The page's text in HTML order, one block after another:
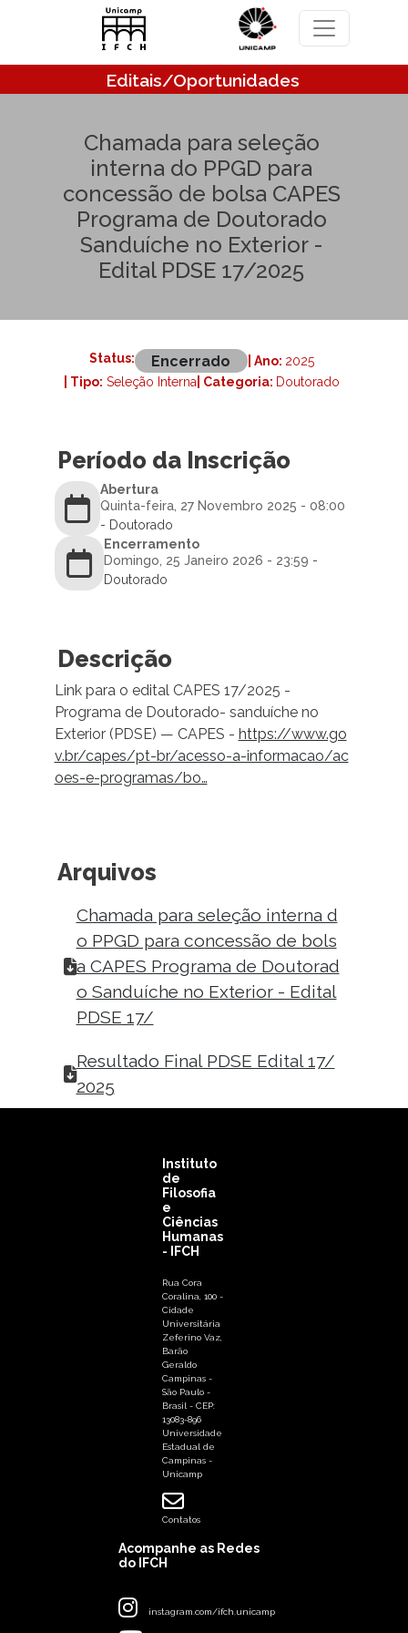
Pular para o conteúdo principal
Editais/Oportunidades
Chamada para seleção
interna do PPGD para
concessão de bolsa CAPES
Programa de Doutorado
Sanduíche no Exterior -
Edital PDSE 17/2025
Status: Encerrado | Ano: 2025
| Tipo: Seleção Interna | Categoria: Doutorado
Período da Inscrição
Abertura
Quinta-feira, 27 Novembro 2025 - 08:00
- Doutorado
Encerramento
Domingo, 25 Janeiro 2026 - 23:59 -
Doutorado
Descrição
Link para o edital CAPES 17/2025 -
Programa de Doutorado- sanduíche no
Exterior (PDSE) — CAPES - https://www.go
v.br/capes/pt-br/acesso-a-informacao/ac
oes-e-programas/bo…
Arquivos
Chamada para seleção interna d
o PPGD para concessão de bols
a CAPES Programa de Doutorad
o Sanduíche no Exterior - Edital
PDSE 17/
Resultado Final PDSE Edital 17/
2025
Instituto
de
Filosofia
e
Ciências
Humanas
- IFCH
Rua Cora
Coralina, 100 -
Cidade
Universitária
Zeferino Vaz,
Barão
Geraldo
Campinas -
São Paulo -
Brasil - CEP:
13083-896
Universidade
Estadual de
Campinas -
Unicamp
Contatos
Acompanhe as Redes
do IFCH
instagram.com/ifch.unicamp